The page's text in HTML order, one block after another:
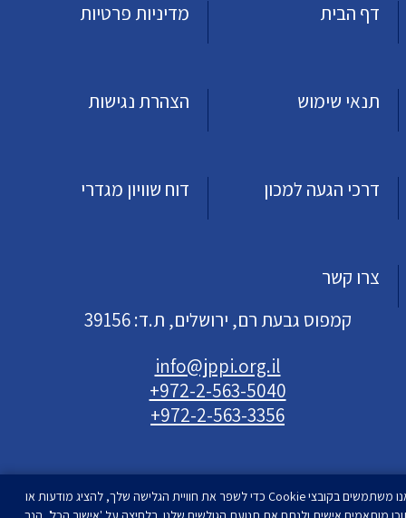
דף הבית
מדיניות פרטיות
תנאי שימוש הצהרת נגישות
דרכי הגעה למכון דוח שוויון מגדרי
צרו קשר
קמפוס גבעת רם, ירושלים, ת.ד: 39156
info@jppi.org.il
+972-2-563-5040
+972-2-563-3356
אנו משתמשים בקובצי Cookie כדי לשפר את חוויית הגלישה שלך, להציג מודעות או